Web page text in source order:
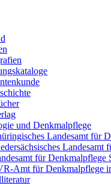
und Denkmalpflege
Landesamt für
Landesamt
für Denkmalpflege
Amt für Denkmalpflege